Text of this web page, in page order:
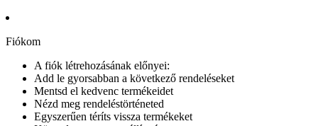
Fiókom
A fiók létrehozásának előnyei:
Add le gyorsabban a következő rendeléseket
Mentsd el kedvenc termékeidet
Nézd meg rendeléstörténeted
Egyszerűen téríts vissza termékeket